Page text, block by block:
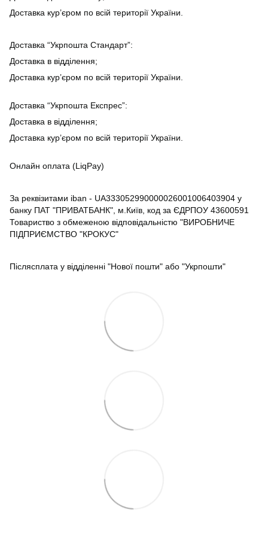
Доставка кур’єром по всій території України.
Доставка “Укрпошта Стандарт”:
Доставка в відділення;
Доставка кур’єром по всій території України.
Доставка “Укрпошта Експрес”:
Доставка в відділення;
Доставка кур’єром по всій території України.
Онлайн оплата (LiqPay)
За реквізитами iban - UA333052990000026001006403904 у
банку ПАТ "ПРИВАТБАНК", м.Київ, код за ЄДРПОУ 43600591
Товариство з обмеженою відповідальністю "ВИРОБНИЧЕ
ПІДПРИЄМСТВО "КРОКУС"
Післясплата у відділенні "Нової пошти" або "Укрпошти"